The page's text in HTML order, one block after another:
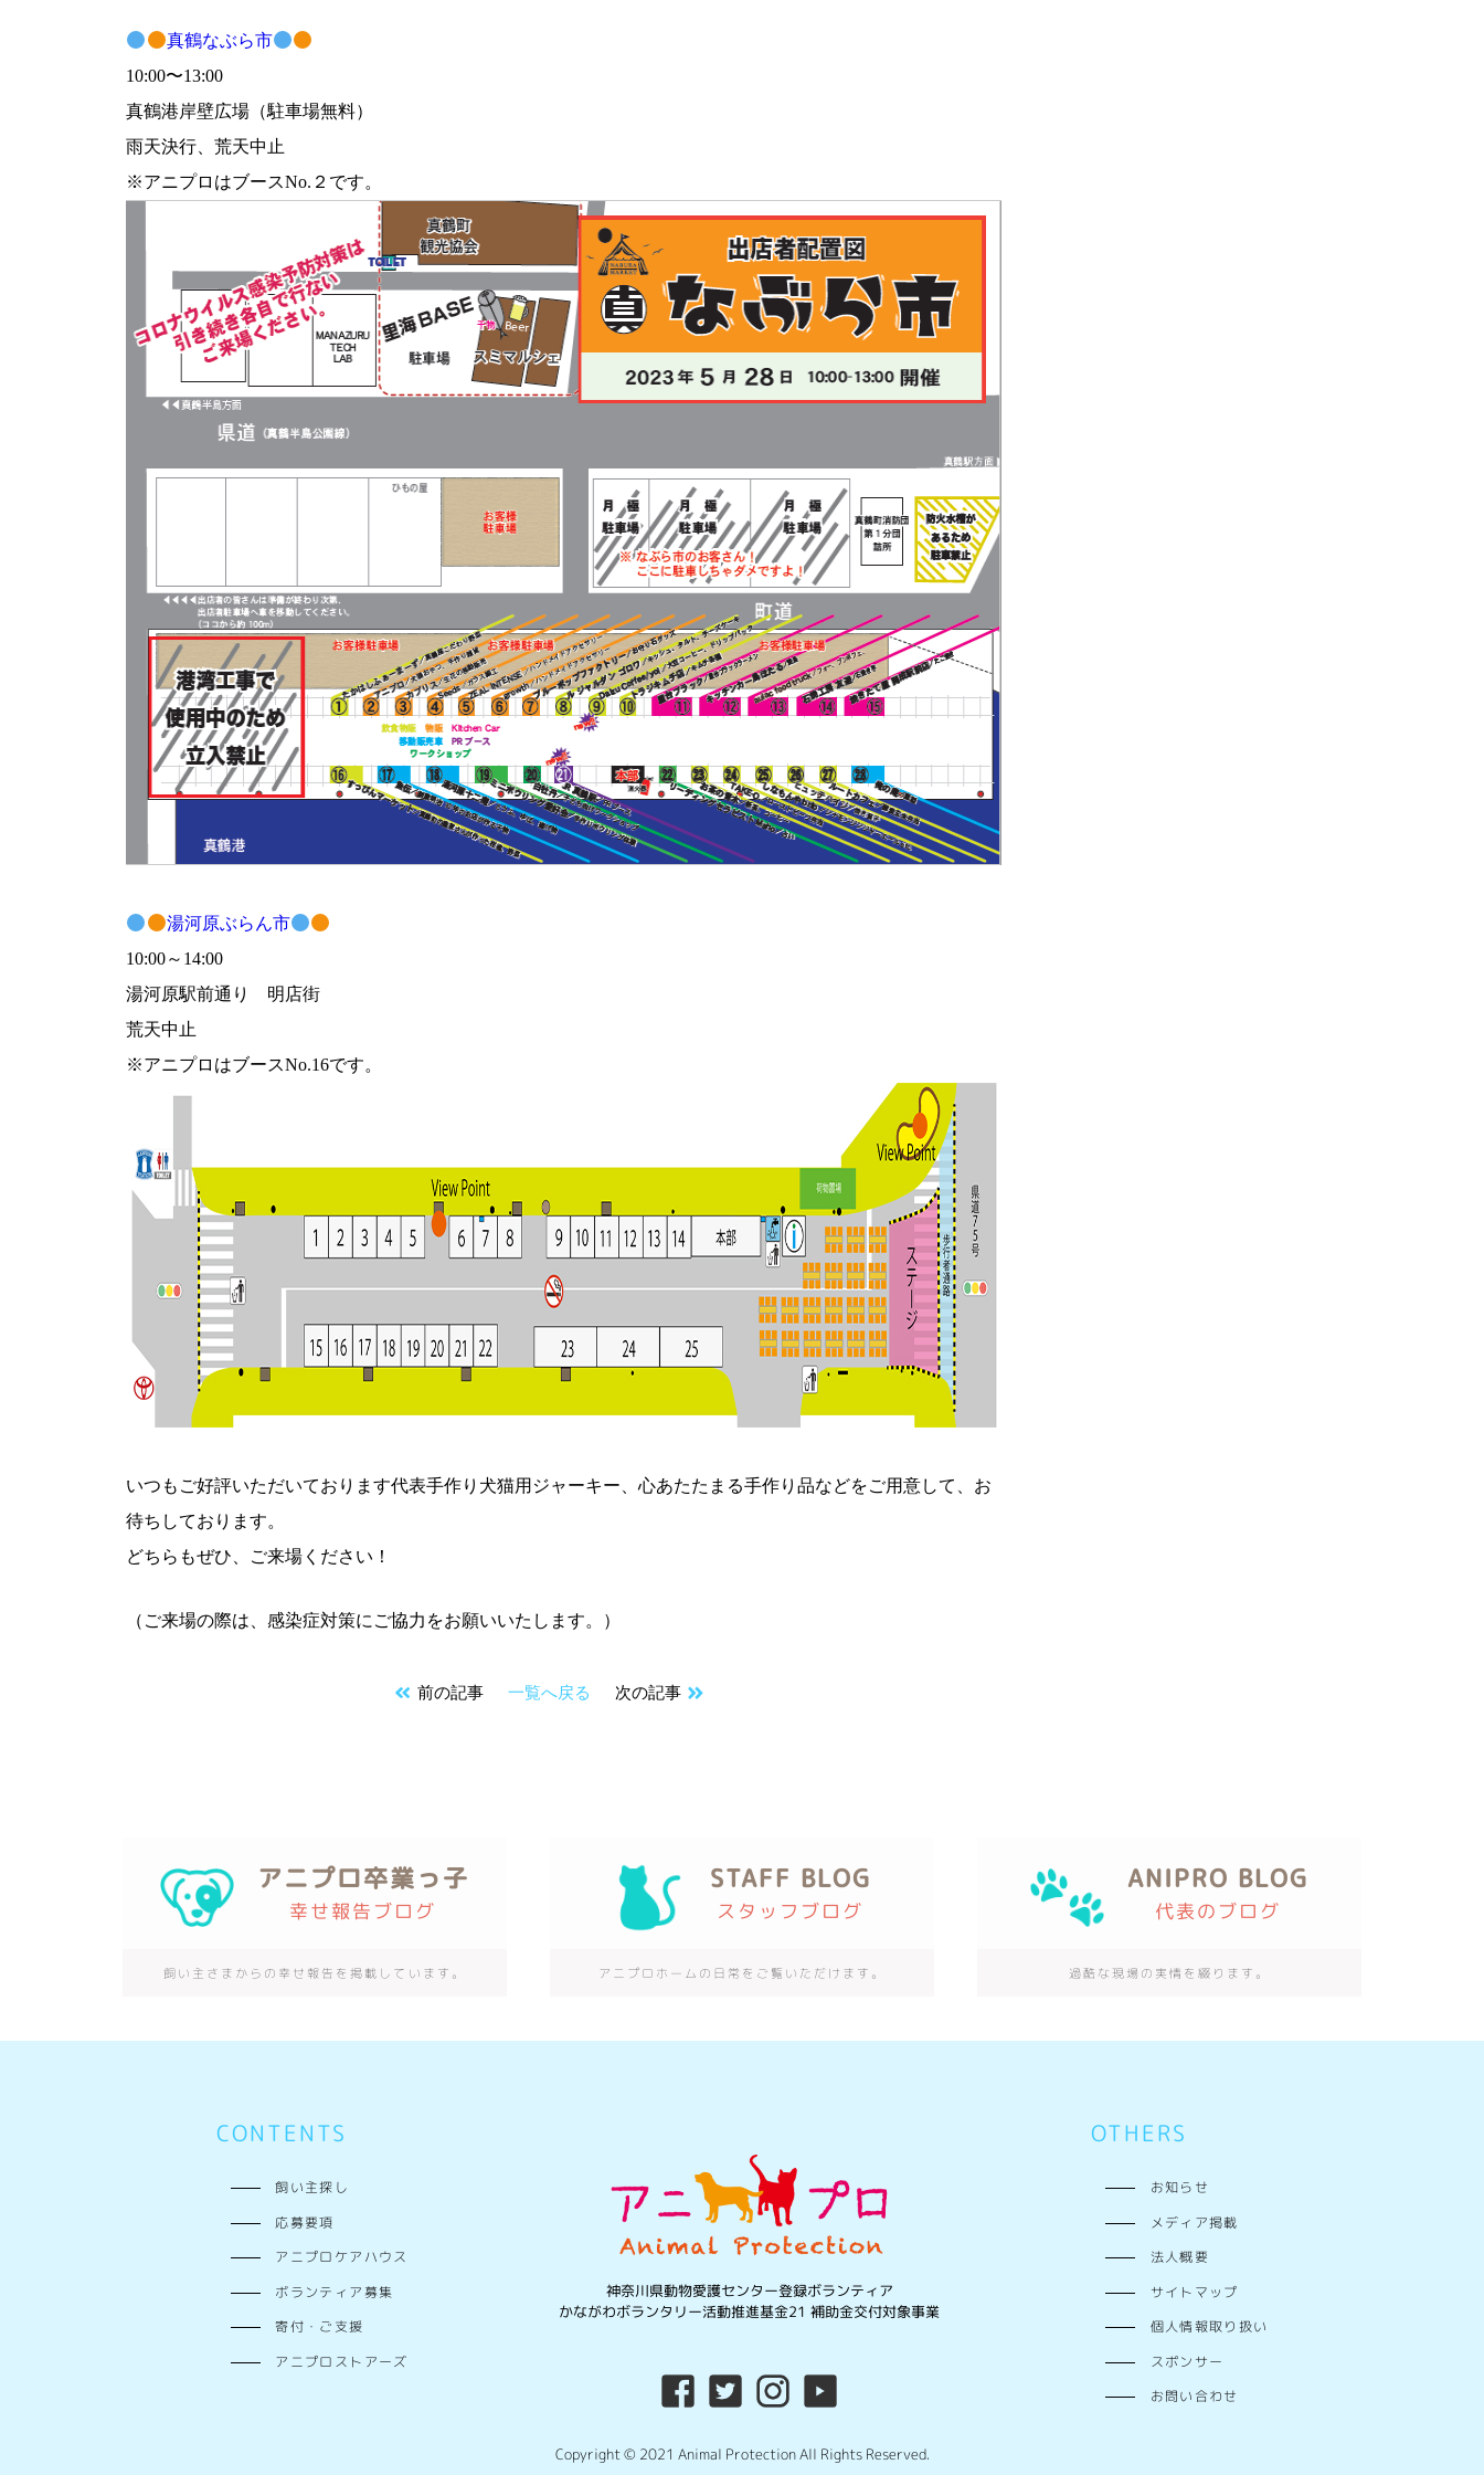
真鶴なぶら市
10:00〜13:00
真鶴港岸壁広場（駐車場無料）
雨天決行、荒天中止
※アニプロはブースNo.２です。
湯河原ぶらん市
10:00～14:00
湯河原駅前通り 明店街
荒天中止
※アニプロはブースNo.16です。
いつもご好評いただいております代表手作り犬猫用ジャーキー、心あたたまる手作り品などをご用意して、お
待ちしております。
どちらもぜひ、ご来場ください！
（ご来場の際は、感染症対策にご協力をお願いいたします。）
前の記事 一覧へ戻る 次の記事
アニプロ卒業っ子
幸せ報告ブログ
飼い主さまからの幸せ報告を掲載しています。
STAFF BLOG
スタッフブログ
アニプロホームの日常をご覧いただけます。
ANIPRO BLOG
代表のブログ
過酷な現場の実情を綴ります。
CONTENTS
飼い主探し
応募要項
アニプロケアハウス
ボランティア募集
寄付・ご支援
アニプロストアーズ
神奈川県動物愛護センター登録ボランティア
かながわボランタリー活動推進基金21 補助金交付対象事業
OTHERS
お知らせ
メディア掲載
法人概要
サイトマップ
個人情報取り扱い
スポンサー
お問い合わせ
Copyright © 2021 Animal Protection All Rights Reserved.